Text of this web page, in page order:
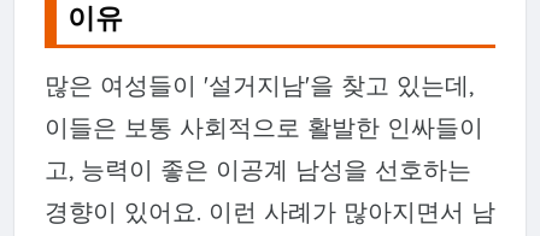
이유
많은 여성들이 '설거지남'을 찾고 있는데,
이들은 보통 사회적으로 활발한 인싸들이
고, 능력이 좋은 이공계 남성을 선호하는
경향이 있어요. 이런 사례가 많아지면서 남